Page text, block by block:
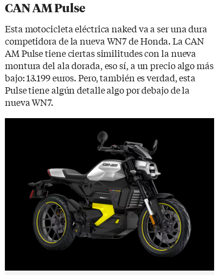
CAN AM Pulse
Esta motocicleta eléctrica naked va a ser una dura
competidora de la nueva WN7 de Honda. La CAN
AM Pulse tiene ciertas similitudes con la nueva
montura del ala dorada, eso sí, a un precio algo más
bajo: 13.199 euros. Pero, también es verdad, esta
Pulse tiene algún detalle algo por debajo de la
nueva WN7.